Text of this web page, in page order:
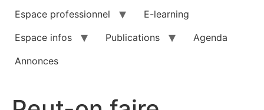
Espace professionnel
E-learning
Espace infos
Publications
Agenda
Annonces